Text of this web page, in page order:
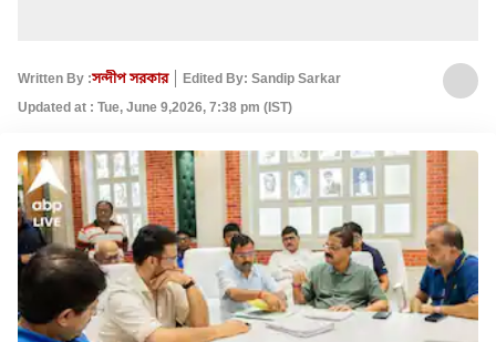
Written By :সন্দীপ সরকার
Edited By: Sandip Sarkar
Updated at : Tue, June 9,2026, 7:38 pm (IST)